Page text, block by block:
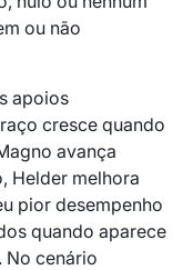
ou não
apoios
cresce quando
avança
Helder melhora
pior desempenho
quando aparece
No cenário